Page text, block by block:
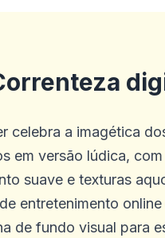
celebra a imagética
em versão lúdica,
suave e texturas
entretenimento
de fundo visual para
útil. Bônus decentes. A IU ao
poderiam oferecer mais linhas
07:14:12
conta, Graham, foi ótimo e me